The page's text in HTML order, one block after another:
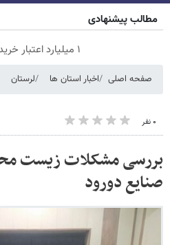
مطالب پیشنهادی
۱ میلیارد اعتبار خرید طلا | بدون ضامن و چک
صفحه اصلی اخبار استان ها لرستان
۰ نفر
بررسی مشکلات زیست
صنایع دورود